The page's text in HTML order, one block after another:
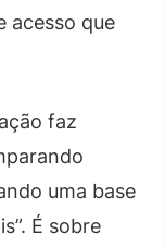
acesso que
faz
uma base
É sobre